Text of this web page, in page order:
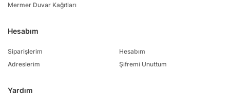
Mermer Duvar Kağıtları
Hesabım
Siparişlerim
Adreslerim
Hesabım
Şifremi Unuttum
Yardım